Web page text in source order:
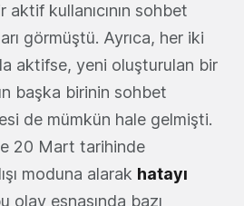
aktif kullanıcının sohbet
görmüştü. Ayrıca, her iki
aktifse, yeni oluşturulan bir
başka birinin sohbet
de mümkün hale gelmişti.
20 Mart tarihinde
moduna alarak hatayı
olay esnasında bazı